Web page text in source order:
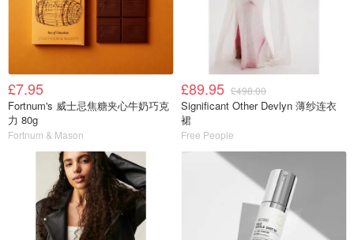
£7.95
Fortnum's 威士忌焦糖夹心牛奶巧克
力 80g
Fortnum & Mason
£89.95 £498.00
Significant Other Devlyn 薄纱连衣
裙
Free People